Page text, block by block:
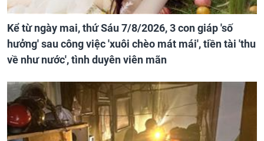
Kể từ ngày mai, thứ Sáu 7/8/2026, 3 con giáp 'số
hưởng' sau công việc 'xuôi chèo mát mái', tiền tài 'thu
về như nước', tình duyên viên mãn